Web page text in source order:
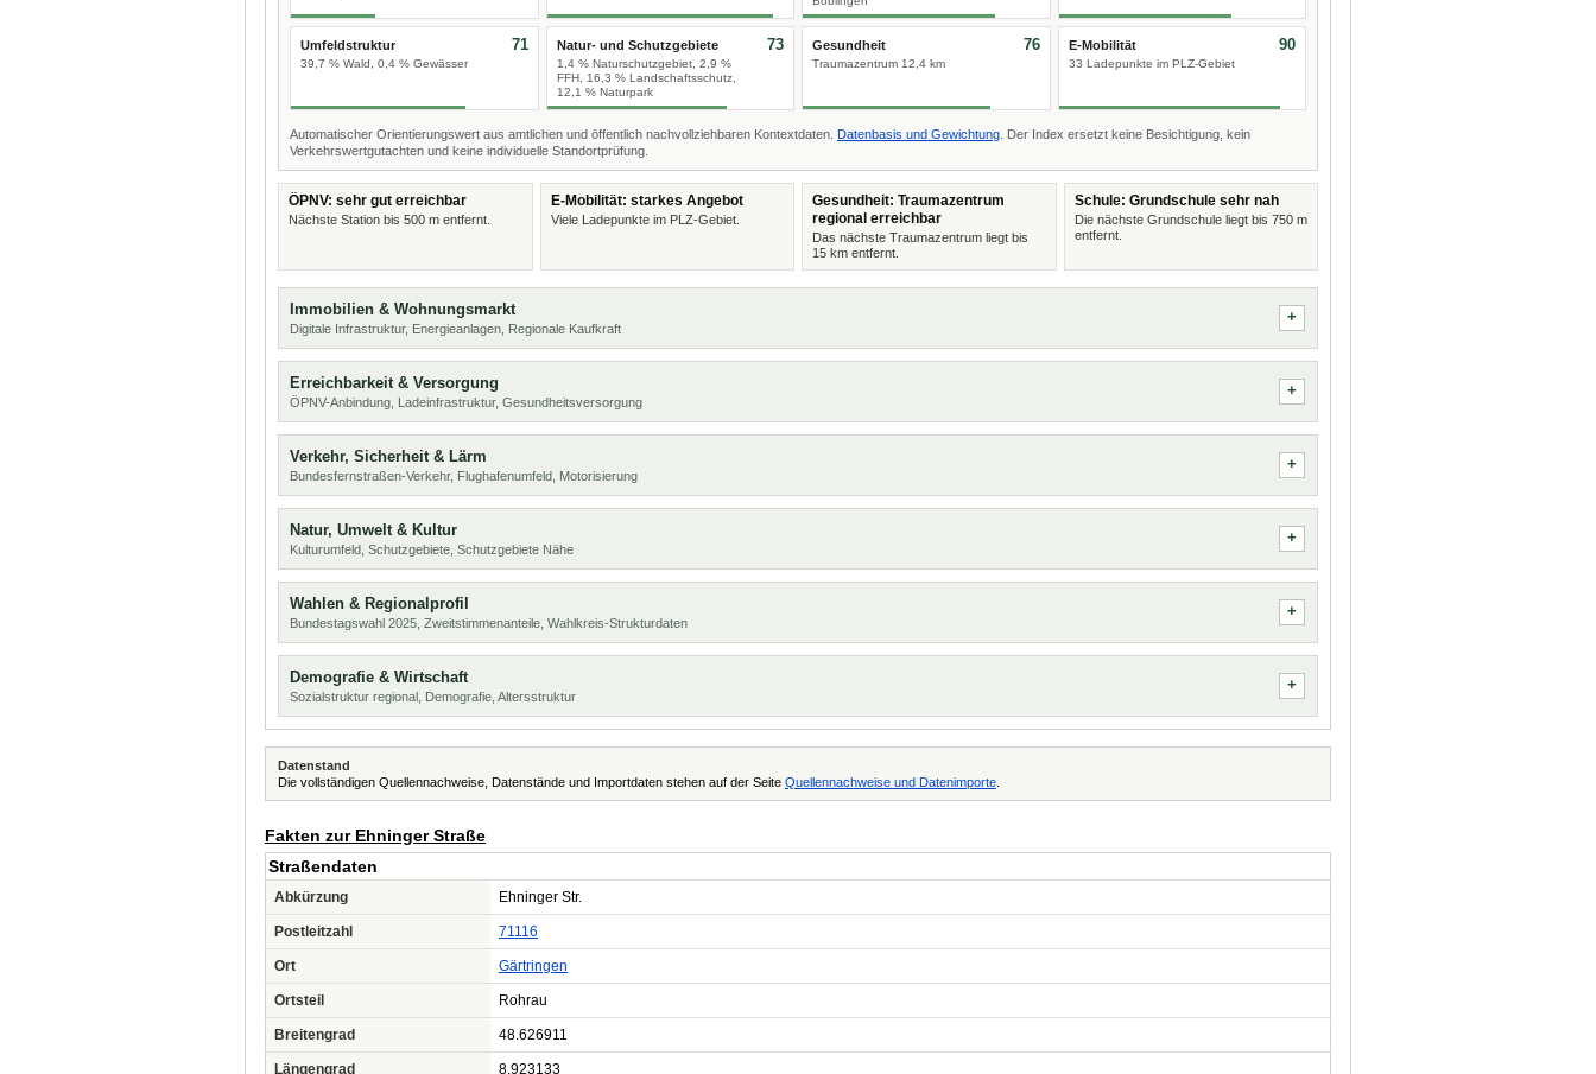
Umfeldstruktur
39,7 % Wald, 0,4 % Gewässer
71 Natur- und Schutzgebiete
1,4 % Naturschutzgebiet, 2,9 %
FFH, 16,3 % Landschaftsschutz,
12,1 % Naturpark
73 Gesundheit
Traumazentrum 12,4 km
76 E-Mobilität
33 Ladepunkte im PLZ-Gebiet
90
Automatischer Orientierungswert aus amtlichen und öffentlich nachvollziehbaren Kontextdaten. Datenbasis und Gewichtung . Der Index ersetzt keine Besichtigung, kein
Verkehrswertgutachten und keine individuelle Standortprüfung.
ÖPNV: sehr gut erreichbar
Nächste Station bis 500 m entfernt.
E-Mobilität: starkes Angebot
Viele Ladepunkte im PLZ-Gebiet.
Gesundheit: Traumazentrum
regional erreichbar
Das nächste Traumazentrum liegt bis
15 km entfernt.
Schule: Grundschule sehr nah
Die nächste Grundschule liegt bis 750 m
entfernt.
Immobilien & Wohnungsmarkt
Digitale Infrastruktur, Energieanlagen, Regionale Kaufkraft
Erreichbarkeit & Versorgung
ÖPNV-Anbindung, Ladeinfrastruktur, Gesundheitsversorgung
Verkehr, Sicherheit & Lärm
Bundesfernstraßen-Verkehr, Flughafenumfeld, Motorisierung
Natur, Umwelt & Kultur
Kulturumfeld, Schutzgebiete, Schutzgebiete Nähe
Wahlen & Regionalprofil
Bundestagswahl 2025, Zweitstimmenanteile, Wahlkreis-Strukturdaten
Demografie & Wirtschaft
Sozialstruktur regional, Demografie, Altersstruktur
Datenstand
Die vollständigen Quellennachweise, Datenstände und Importdaten stehen auf der Seite Quellennachweise und Datenimporte
Fakten zur Ehninger Straße
Straßendaten
Abkürzung Ehninger Str.
Postleitzahl 71116
Ort Gärtringen
Ortsteil Rohrau
Breitengrad 48.626911
Längengrad 8.923133